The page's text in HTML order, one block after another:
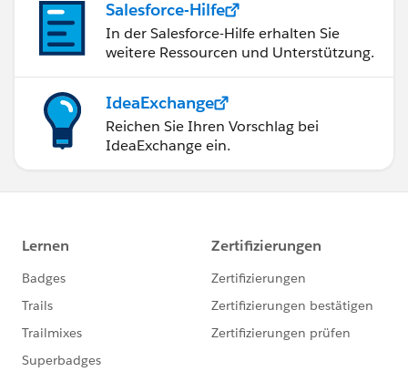
Salesforce-Hilfe
In der Salesforce-Hilfe erhalten Sie
weitere Ressourcen und Unterstützung.
IdeaExchange
Reichen Sie Ihren Vorschlag bei
IdeaExchange ein.